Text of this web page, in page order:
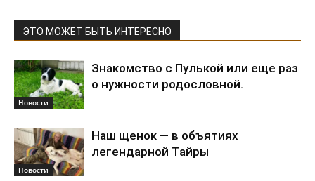
ЭТО МОЖЕТ БЫТЬ ИНТЕРЕСНО
Новости
Знакомство с Пулькой или еще раз
о нужности родословной.
Новости
Наш щенок — в объятиях
легендарной Тайры